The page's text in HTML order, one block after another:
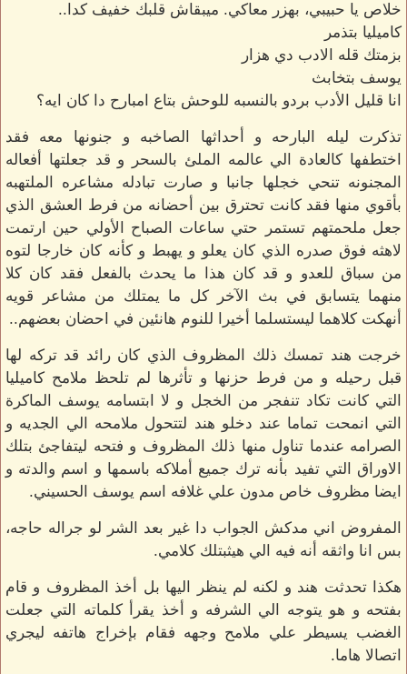
خلاص يا حبيبي، بهزر معاكي. ميبقاش قلبك خفيف كدا..
كاميليا بتذمر
بزمتك قله الادب دي هزار
يوسف بتخابث
انا قليل الأدب بردو بالنسبه للوحش بتاع امبارح دا كان ايه؟
تذكرت ليله البارحه و أحداثها الصاخبه و جنونها معه فقد
اختطفها كالعادة الي عالمه الملئ بالسحر و قد جعلتها أفعاله
المجنونه تنحي خجلها جانبا و صارت تبادله مشاعره الملتهبه
بأقوي منها فقد كانت تحترق بين أحضانه من فرط العشق الذي
جعل ملحمتهم تستمر حتي ساعات الصباح الأولي حين ارتمت
لاهثه فوق صدره الذي كان يعلو و يهبط و كأنه كان خارجا لتوه
من سباق للعدو و قد كان هذا ما يحدث بالفعل فقد كان كلا
منهما يتسابق في بث الآخر كل ما يمتلك من مشاعر قويه
أنهكت كلاهما ليستسلما أخيرا للنوم هانئين في احضان بعضهم..
خرجت هند تمسك ذلك المظروف الذي كان رائد قد تركه لها
قبل رحيله و من فرط حزنها و تأثرها لم تلحظ ملامح كاميليا
التي كانت تكاد تنفجر من الخجل و لا ابتسامه يوسف الماكرة
التي انمحت تماما عند دخلو هند لتتحول ملامحه الي الجديه و
الصرامه عندما تناول منها ذلك المظروف و فتحه ليتفاجئ بتلك
الاوراق التي تفيد بأنه ترك جميع أملاكه باسمها و اسم والدته و
ايضا مظروف خاص مدون علي غلافه اسم يوسف الحسيني.
المفروض اني مدكش الجواب دا غير بعد الشر لو جراله حاجه،
بس انا واثقه أنه فيه الي هيثبتلك كلامي.
هكذا تحدثت هند و لكنه لم ينظر اليها بل أخذ المظروف و قام
بفتحه و هو يتوجه الي الشرفه و أخذ يقرأ كلماته التي جعلت
الغضب يسيطر علي ملامح وجهه فقام بإخراج هاتفه ليجري
اتصالا هاما.